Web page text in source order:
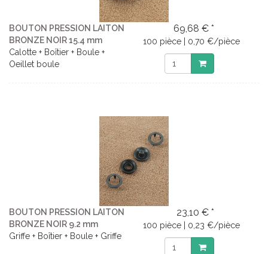
BOUTON PRESSION LAITON
BRONZE NOIR 15.4 mm
Calotte + Boîtier + Boule +
Oeillet boule
69,68 € *
100 pièce | 0,70 €/pièce
BOUTON PRESSION LAITON
BRONZE NOIR 9.2 mm
Griffe + Boîtier + Boule + Griffe
23,10 € *
100 pièce | 0,23 €/pièce